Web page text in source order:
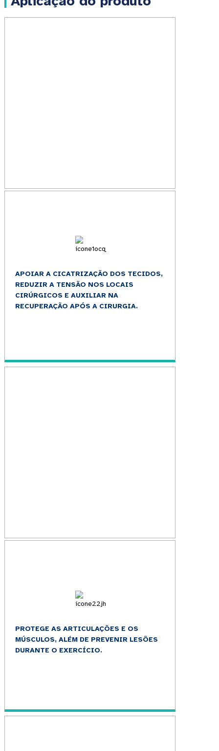
APOIAR A CICATRIZAÇÃO DOS TECIDOS,
REDUZIR A TENSÃO NOS LOCAIS
CIRÚRGICOS E AUXILIAR NA
RECUPERAÇÃO APÓS A CIRURGIA.
PROTEGE AS ARTICULAÇÕES E OS
MÚSCULOS, ALÉM DE PREVENIR LESÕES
DURANTE O EXERCÍCIO.